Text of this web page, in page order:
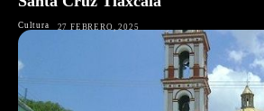
Cultura 27 FEBRERO, 2025